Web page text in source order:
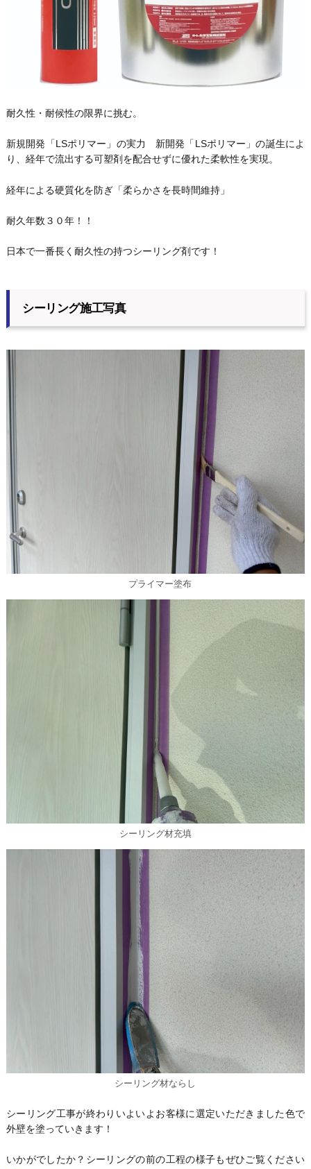
耐久性・耐候性の限界に挑む。
新規開発「LSポリマー」の実力 新開発「LSポリマー」の誕生によ
り、経年で流出する可塑剤を配合せずに優れた柔軟性を実現。
経年による硬質化を防ぎ「柔らかさを長時間維持」
耐久年数３０年！！
日本で一番長く耐久性の持つシーリング剤です！
シーリング施工写真
プライマー塗布
シーリング材充填
シーリング材ならし
シーリング工事が終わりいよいよお客様に選定いただきました色で
外壁を塗っていきます！
いかがでしたか？シーリングの前の工程の様子もぜひご覧ください